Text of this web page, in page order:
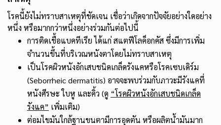
โรคนี้ยังไม่ทราบสาเหตุที่ชัดเจน เชื่อว่าเกิดจากปัจจัยอย่างใดอย่าง
หนึ่ง หรือมากกว่าหนึ่งอย่างร่วมกันต่อไปนี้
การติดเชื้อแบคทีเรีย ได้แก่ สแตฟีโลค็อกคัส ซึ่งมีการเพิ่ม
จำนวนขึ้นที่บริเวณหนังตาโดยไม่ทราบสาเหตุ
เป็นโรคผิวหนังอักเสบชนิดเกล็ดรังแคหรือโรคเซบเดิร์ม
(Seborrheic dermatitis) อาจจะพบร่วมกับภาวะมีรังแคที่
หนังศีรษะ ใบหู และคิ้ว (ดู “โรคผิวหนังอักเสบชนิดเกล็ด
รังแค” เพิ่มเติม)
ต่อมไขมันใกล้ฐานขนตามีการอุดตัน หรือผลิตน้ำมันมาก